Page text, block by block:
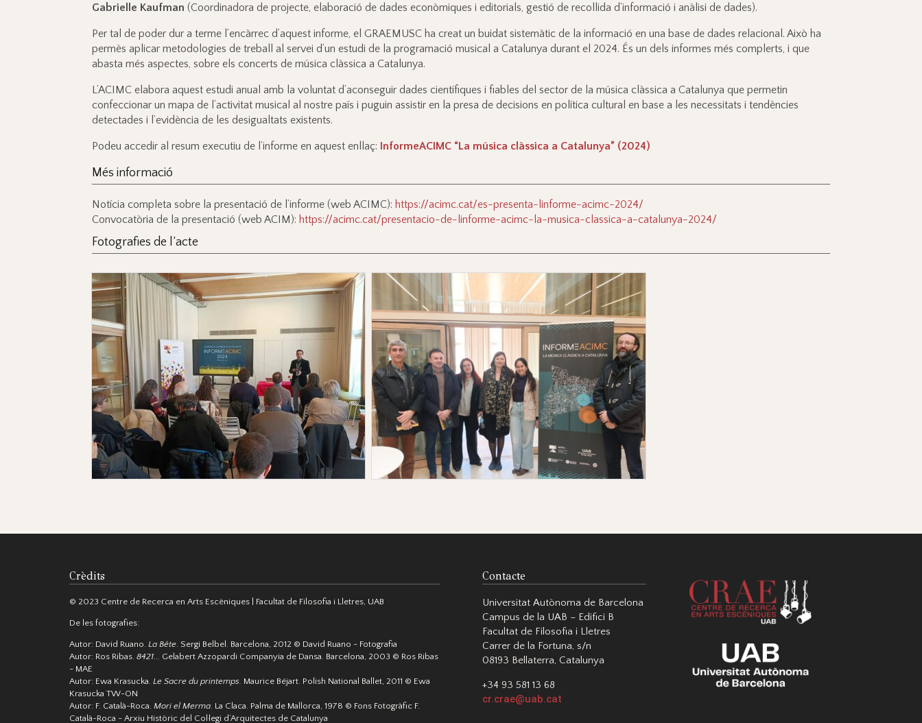
Gabrielle Kaufman (Coordinadora de projecte, elaboració de dades econòmiques i editorials, gestió de recollida d’informació i anàlisi de dades).
Per tal de poder dur a terme l’encàrrec d’aquest informe, el GRAEMUSC ha creat un buidat sistemàtic de la informació en una base de dades relacional. Això ha
permès aplicar metodologies de treball al servei d’un estudi de la programació musical a Catalunya durant el 2024. És un dels informes més complerts, i que
abasta més aspectes, sobre els concerts de música clàssica a Catalunya.
L’ACIMC elabora aquest estudi anual amb la voluntat d’aconseguir dades científiques i fiables del sector de la música clàssica a Catalunya que permetin
confeccionar un mapa de l’activitat musical al nostre país i puguin assistir en la presa de decisions en política cultural en base a les necessitats i tendències
detectades i l’evidència de les desigualtats existents.
Podeu accedir al resum executiu de l’informe en aquest enllaç: InformeACIMC “La música clàssica a Catalunya” (2024)
Més informació
Notícia completa sobre la presentació de l’informe (web ACIMC): https://acimc.cat/es-presenta-linforme-acimc-2024/
Convocatòria de la presentació (web ACIM): https://acimc.cat/presentacio-de-linforme-acimc-la-musica-classica-a-catalunya-2024/
Fotografies de l’acte
Crèdits
© 2023 Centre de Recerca en Arts Escèniques | Facultat de Filosofia i Lletres, UAB
De les fotografies:
Autor: David Ruano. La Bête. Sergi Belbel. Barcelona, 2012 © David Ruano - Fotografia
Autor: Ros Ribas. 8421... Gelabert Azzopardi Companyia de Dansa. Barcelona, 2003 © Ros Ribas
- MAE
Autor: Ewa Krasucka. Le Sacre du printemps. Maurice Béjart. Polish National Ballet, 2011 © Ewa
Krasucka TW-ON
Autor: F. Català-Roca. Mori el Merma. La Claca. Palma de Mallorca, 1978 © Fons Fotogràfic F.
Català-Roca - Arxiu Històric del Col·legi d’Arquitectes de Catalunya
Contacte
Universitat Autònoma de Barcelona
Campus de la UAB – Edifici B
Facultat de Filosofia i Lletres
Carrer de la Fortuna, s/n
08193 Bellaterra, Catalunya
+34 93 581 13 68
cr.crae@uab.cat